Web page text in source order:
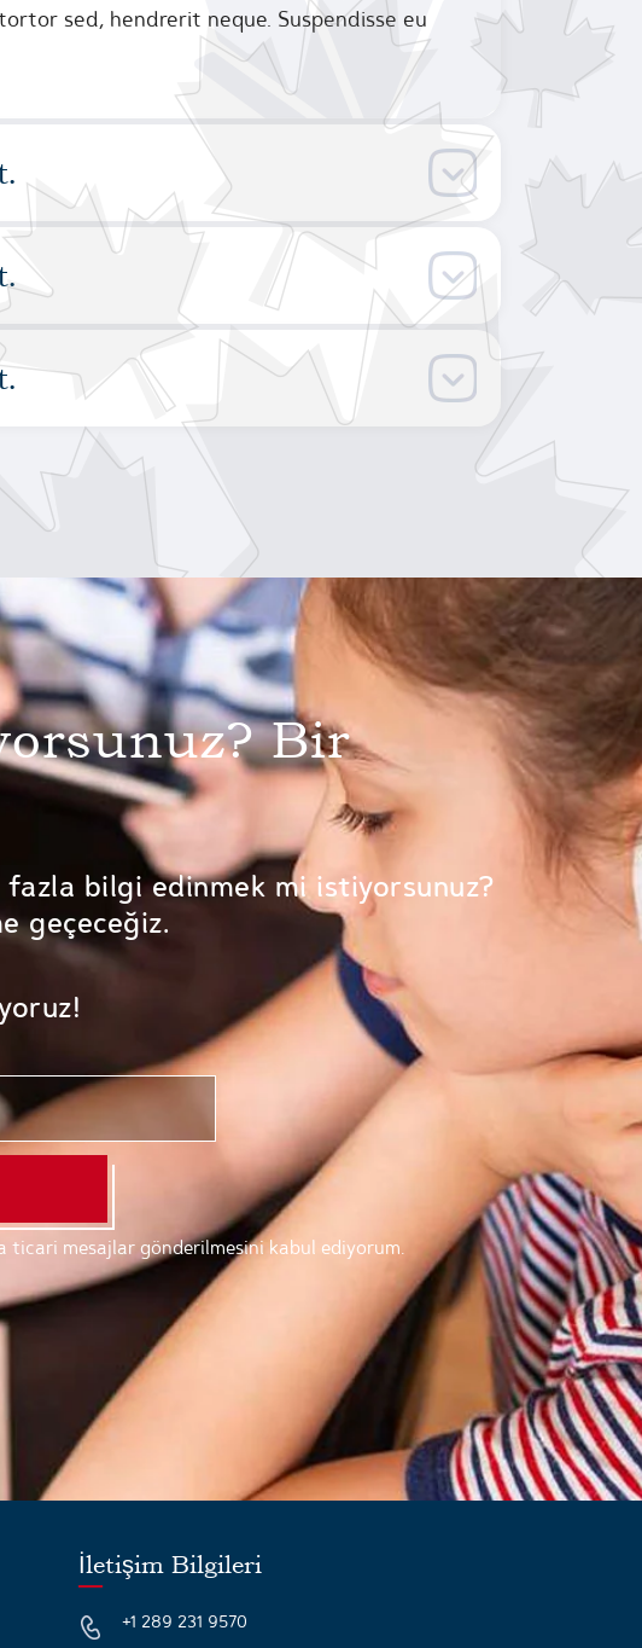
sed, hendrerit neque. Suspendisse eu
Bir
fazla bilgi edinmek mi istiyorsunuz?
geçeceğiz.
ticari mesajlar gönderilmesini kabul ediyorum.
İletişim Bilgileri
+1 289 231 9570